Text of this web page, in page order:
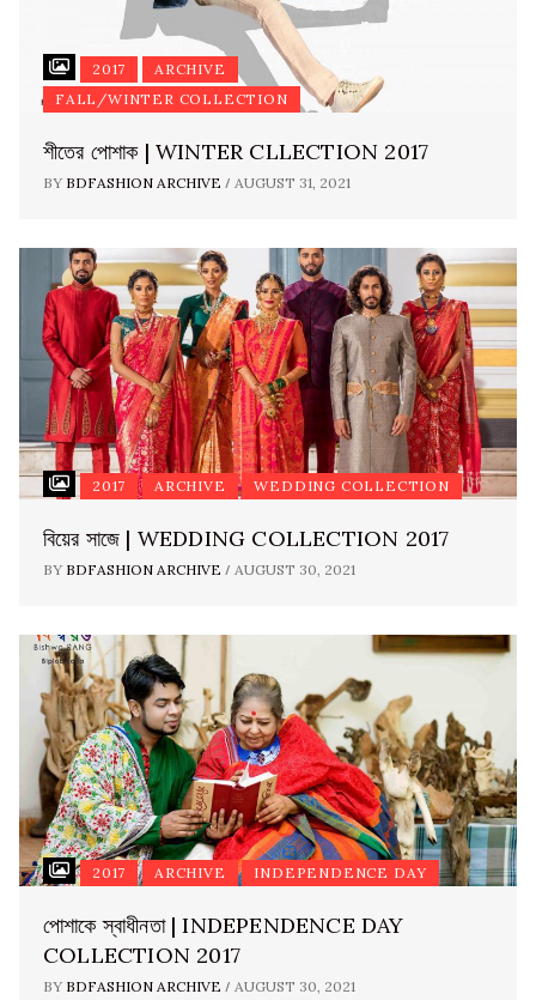
2017
ARCHIVE
FALL/WINTER COLLECTION
শীতের পোশাক | WINTER CLLECTION 2017
BY BDFASHION ARCHIVE / AUGUST 31, 2021
2017 ARCHIVE WEDDING COLLECTION
বিয়ের সাজে | WEDDING COLLECTION 2017
BY BDFASHION ARCHIVE / AUGUST 30, 2021
2017 ARCHIVE INDEPENDENCE DAY
পোশাকে স্বাধীনতা | INDEPENDENCE DAY
COLLECTION 2017
BY BDFASHION ARCHIVE / AUGUST 30, 2021